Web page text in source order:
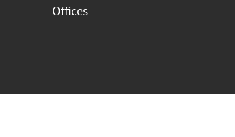
Offices